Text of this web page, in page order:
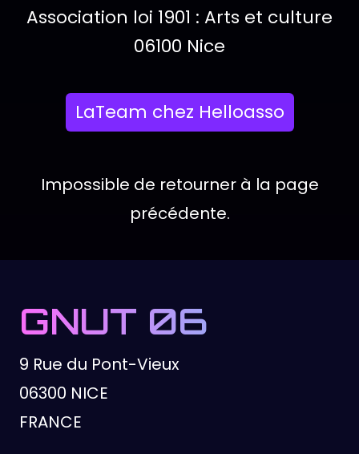
Informations
Type d'organisation :
Association loi 1901 : Arts et culture
Localisation :
06100 Nice
Actions
LaTeam chez Helloasso
Impossible de retourner à la page
précédente.
GNUT 06
9 Rue du Pont-Vieux
06300 NICE
FRANCE